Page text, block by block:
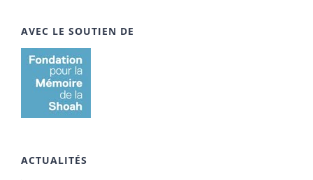
AVEC LE SOUTIEN DE
ACTUALITÉS